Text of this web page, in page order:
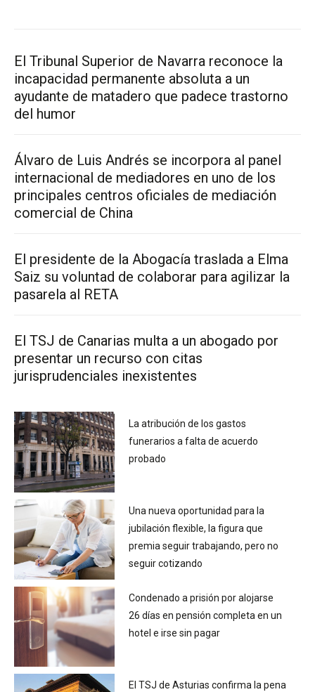
El Tribunal Superior de Navarra reconoce la
incapacidad permanente absoluta a un
ayudante de matadero que padece trastorno
del humor
Álvaro de Luis Andrés se incorpora al panel
internacional de mediadores en uno de los
principales centros oficiales de mediación
comercial de China
El presidente de la Abogacía traslada a Elma
Saiz su voluntad de colaborar para agilizar la
pasarela al RETA
El TSJ de Canarias multa a un abogado por
presentar un recurso con citas
jurisprudenciales inexistentes
La atribución de los gastos
funerarios a falta de acuerdo
probado
Una nueva oportunidad para la
jubilación flexible, la figura que
premia seguir trabajando, pero no
seguir cotizando
Condenado a prisión por alojarse
26 días en pensión completa en un
hotel e irse sin pagar
El TSJ de Asturias confirma la pena